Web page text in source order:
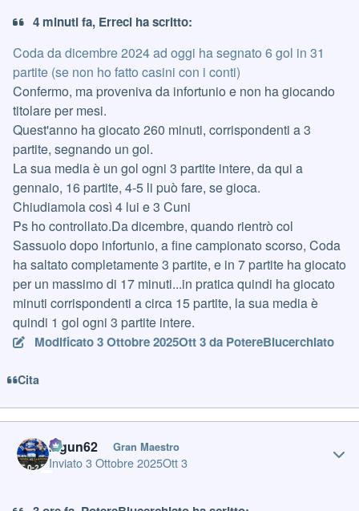
4 minuti fa, Erreci ha scritto:
Coda da dicembre 2024 ad oggi ha segnato 6 gol in 31
partite (se non ho fatto casini con i conti)
Confermo, ma proveniva da infortunio e non ha giocando
titolare per mesi.
Quest'anno ha giocato 260 minuti, corrispondenti a 3
partite, segnando un gol.
La sua media è un gol ogni 3 partite intere, da qui a
gennaio, 16 partite, 4-5 li può fare, se gioca.
Chiudiamola così 4 lui e 3 Cuni
Ps ho controllato.Da dicembre, quando rientrò col
Sassuolo dopo infortunio, a fine campionato scorso, Coda
ha saltato completamente 3 partite, e in 7 partite ha giocato
per un massimo di 17 minuti...in pratica quindi ha giocato
minuti corrispondenti a circa 15 partite, la sua media è
quindi 1 gol ogni 3 partite intere.
Modificato3 Ottobre 2025Ott 3da PotereBlucerchiato
Cita
Iagun62 Gran Maestro
Inviato3 Ottobre 2025Ott 3